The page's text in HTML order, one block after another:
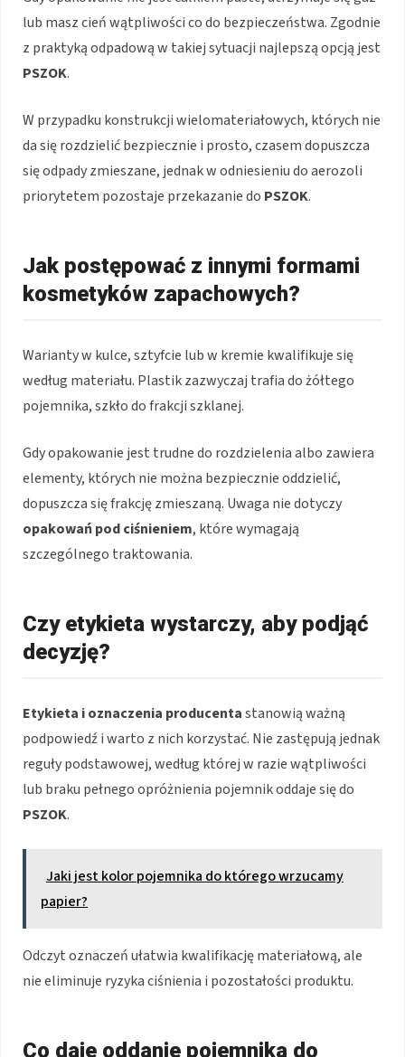
lub masz cień wątpliwości co do bezpieczeństwa. Zgodnie
z praktyką odpadową w takiej sytuacji najlepszą opcją jest
PSZOK.
W przypadku konstrukcji wielomateriałowych, których nie
da się rozdzielić bezpiecznie i prosto, czasem dopuszcza
się odpady zmieszane, jednak w odniesieniu do aerozoli
priorytetem pozostaje przekazanie do PSZOK.
Jak postępować z innymi formami
kosmetyków zapachowych?
Warianty w kulce, sztyfcie lub w kremie kwalifikuje się
według materiału. Plastik zazwyczaj trafia do żółtego
pojemnika, szkło do frakcji szklanej.
Gdy opakowanie jest trudne do rozdzielenia albo zawiera
elementy, których nie można bezpiecznie oddzielić,
dopuszcza się frakcję zmieszaną. Uwaga nie dotyczy
opakowań pod ciśnieniem, które wymagają
szczególnego traktowania.
Czy etykieta wystarczy, aby podjąć
decyzję?
Etykieta i oznaczenia producentastanowią ważną
podpowiedź i warto z nich korzystać. Nie zastępują jednak
reguły podstawowej, według której w razie wątpliwości
lub braku pełnego opróżnienia pojemnik oddaje się do
PSZOK.
Jaki jest kolor pojemnika do którego wrzucamy
papier?
Odczyt oznaczeń ułatwia kwalifikację materiałową, ale
nie eliminuje ryzyka ciśnienia i pozostałości produktu.
Co daje oddanie pojemnika do